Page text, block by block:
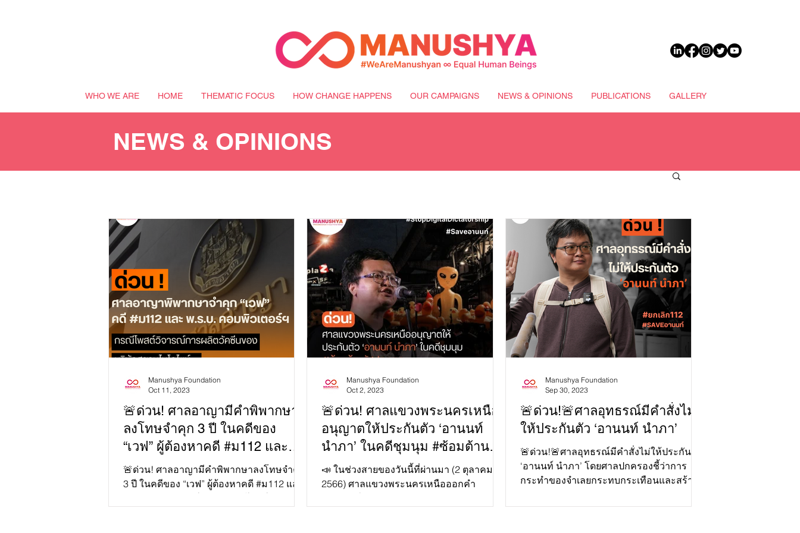
WHO WE ARE HOME THEMATIC FOCUS HOW CHANGE HAPPENS OUR CAMPAIGNS NEWS & OPINIONS PUBLICATIONS GALLERY
NEWS & OPINIONS
🚨ด่วน! ศาลอาญามีคำพิพากษา
ลงโทษจำคุก 3 ปี ในคดีของ
“เวฟ” ผู้ต้องหาคดี #ม112 และ
พ.ร.บ.คอมพิวเตอร์ฯ
🚨ด่วน! ศาลอาญามีคำพิพากษาลงโทษจำคุก
3 ปี ในคดีของ “เวฟ” ผู้ต้องหาคดี #ม112 และ
Manushya Foundation
Oct 11, 2023
🚨ด่วน! ศาลแขวงพระนครเหนือ
อนุญาตให้ประกันตัว ‘อานนท์
นำภา’ ในคดีชุมนุม #ซ้อมต้าน
รัฐประหาร🚨
📣 ในช่วงสายของวันนี้ที่ผ่านมา (2 ตุลาคม
2566) ศาลแขวงพระนครเหนือออกคำ
Manushya Foundation
Oct 2, 2023
🚨ด่วน!🚨ศาลอุทธรณ์มีคำสั่งไม่
ให้ประกันตัว ‘อานนท์ นำภา’
🚨ด่วน!🚨ศาลอุทธรณ์มีคำสั่งไม่ให้ประกันตัว
‘อานนท์ นำภา’ โดยศาลปกครองชี้ว่าการ
กระทำของจำเลยกระทบกระเทือนและสร้าง
Manushya Foundation
Sep 30, 2023